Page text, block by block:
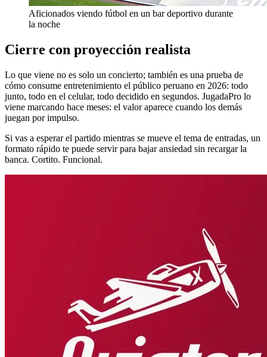
Aficionados viendo fútbol en un bar deportivo durante
la noche
Cierre con proyección realista
Lo que viene no es solo un concierto; también es una prueba de
cómo consume entretenimiento el público peruano en 2026: todo
junto, todo en el celular, todo decidido en segundos. JugadaPro lo
viene marcando hace meses: el valor aparece cuando los demás
juegan por impulso.
Si vas a esperar el partido mientras se mueve el tema de entradas, un
formato rápido te puede servir para bajar ansiedad sin recargar la
banca. Cortito. Funcional.